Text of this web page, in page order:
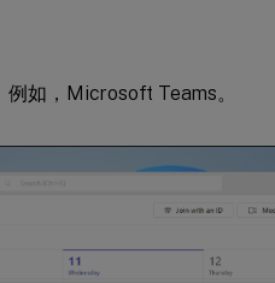
如，Microsoft Teams。